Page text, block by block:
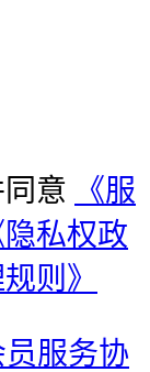
意
《服
隐私权政
则》
员服务协